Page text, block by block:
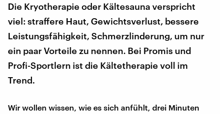
Die Kryotherapie oder Kältesauna verspricht
viel: straffere Haut, Gewichtsverlust, bessere
Leistungsfähigkeit, Schmerzlinderung, um nur
ein paar Vorteile zu nennen. Bei Promis und
Profi-Sportlern ist die Kältetherapie voll im
Trend.
Wir wollen wissen, wie es sich anfühlt, drei Minuten